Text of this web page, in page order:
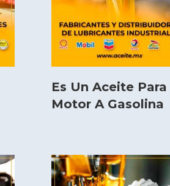
Es Un Aceite Para
Motor A Gasolina